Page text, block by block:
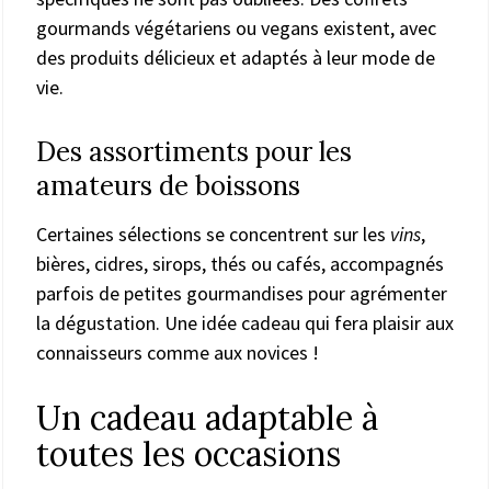
gourmands végétariens ou vegans existent, avec
des produits délicieux et adaptés à leur mode de
vie.
Des assortiments pour les
amateurs de boissons
Certaines sélections se concentrent sur les vins,
bières, cidres, sirops, thés ou cafés, accompagnés
parfois de petites gourmandises pour agrémenter
la dégustation. Une idée cadeau qui fera plaisir aux
connaisseurs comme aux novices !
Un cadeau adaptable à
toutes les occasions